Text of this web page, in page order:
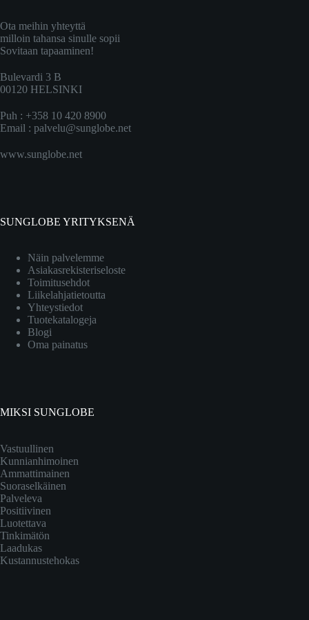
Ota meihin yhteyttä
milloin tahansa sinulle sopii
Sovitaan tapaaminen!
Bulevardi 3 B
00120 HELSINKI
Puh : +358 10 420 8900
Email : palvelu@sunglobe.net
www.sunglobe.net
SUNGLOBE YRITYKSENÄ
Näin palvelemme
Asiakasrekisteriseloste
Toimitusehdot
Liikelahjatietoutta
Yhteystiedot
Tuotekatalogeja
Blogi
Oma painatus
MIKSI SUNGLOBE
Vastuullinen
Kunnianhimoinen
Ammattimainen
Suoraselkäinen
Palveleva
Positiivinen
Luotettava
Tinkimätön
Laadukas
Kustannustehokas